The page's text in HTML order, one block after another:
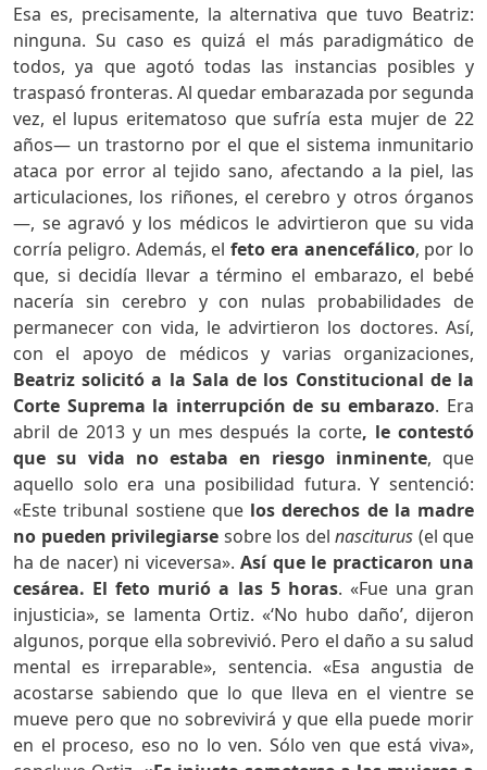
Esa es, precisamente, la alternativa que tuvo Beatriz:
ninguna. Su caso es quizá el más paradigmático de
todos, ya que agotó todas las instancias posibles y
traspasó fronteras. Al quedar embarazada por segunda
vez, el lupus eritematoso que sufría esta mujer de 22
años— un trastorno por el que el sistema inmunitario
ataca por error al tejido sano, afectando a la piel, las
articulaciones, los riñones, el cerebro y otros órganos
—, se agravó y los médicos le advirtieron que su vida
corría peligro. Además, el feto era anencefálico, por lo
que, si decidía llevar a término el embarazo, el bebé
nacería sin cerebro y con nulas probabilidades de
permanecer con vida, le advirtieron los doctores. Así,
con el apoyo de médicos y varias organizaciones,
Beatriz solicitó a la Sala de los Constitucional de la
Corte Suprema la interrupción de su embarazo. Era
abril de 2013 y un mes después la corte, le contestó
que su vida no estaba en riesgo inminente, que
aquello solo era una posibilidad futura. Y sentenció:
«Este tribunal sostiene que los derechos de la madre
no pueden privilegiarse sobre los del nasciturus (el que
ha de nacer) ni viceversa».Así quele practicaron una
cesárea. El feto murió a las 5 horas. «Fue una gran
injusticia», se lamenta Ortiz. «‘No hubo daño’, dijeron
algunos, porque ella sobrevivió. Pero el daño a su salud
mental es irreparable», sentencia. «Esa angustia de
acostarse sabiendo que lo que lleva en el vientre se
mueve pero que no sobrevivirá y que ella puede morir
en el proceso, eso no lo ven. Sólo ven que está viva»,